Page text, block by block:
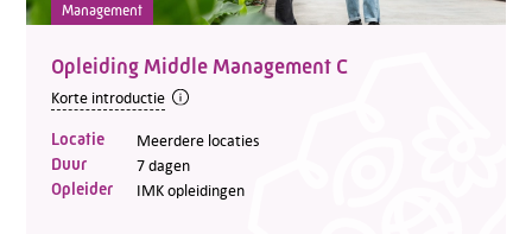
Management
Opleiding Middle Management C
Korte introductie
Locatie Meerdere locaties
Duur 7 dagen
Opleider IMK opleidingen